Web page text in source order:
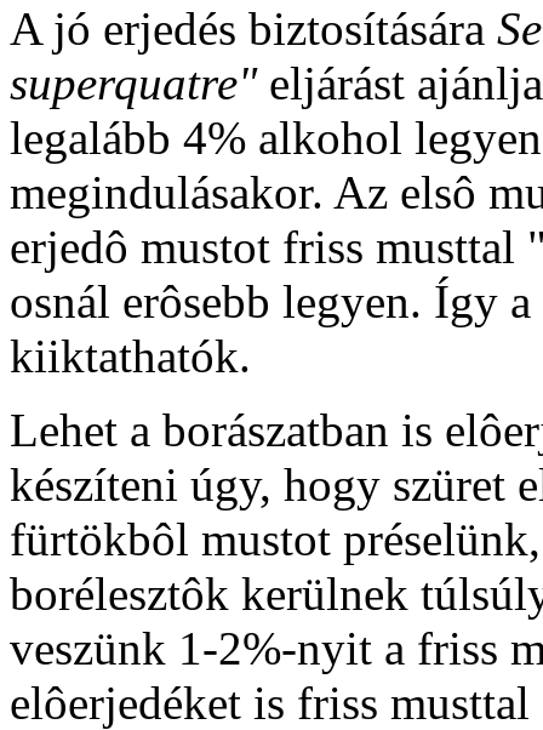
A jó erjedés biztosítására
superquatre"eljárást
legalább 4% alkohol
megindulásakor. Az elsô
erjedô mustot friss
osnál erôsebb legyen. Így
kiiktathatók.
Lehet a borászatban is
készíteni úgy, hogy szüret
fürtökbôl mustot préselünk,
borélesztôk kerülnek
veszünk 1-2%-nyit a friss
elôerjedéket is friss